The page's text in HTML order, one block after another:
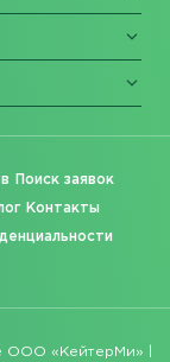
Поиск заявок
Контакты
ООО «КейтерМи» |